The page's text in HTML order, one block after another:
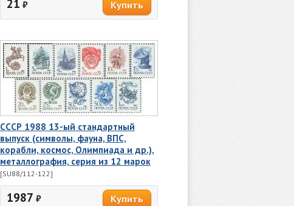
21 ₽
СССР 1988 13-ый стандартный
выпуск (символы, фауна, ВПС,
корабли, космос, Олимпиада и др.),
металлография, серия из 12 марок
[SU88/112-122]
1987 ₽